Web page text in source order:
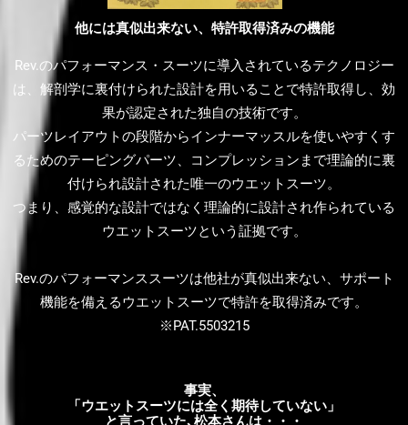
他には真似出来ない、特許取得済みの機能
Rev.のパフォーマンス・スーツに導入されているテクノロジー
は、解剖学に裏付けられた設計を用いることで特許取得し、効
果が認定された独自の技術です。
パーツレイアウトの段階からインナーマッスルを使いやすくす
るためのテーピングパーツ、コンプレッションまで理論的に裏
付けられ設計された唯一のウエットスーツ。
つまり、感覚的な設計ではなく理論的に設計され作られている
ウエットスーツという証拠です。
Rev.のパフォーマンススーツは他社が真似出来ない、サポート
機能を備えるウエットスーツで特許を取得済みです。
※PAT.5503215
事実、
「ウエットスーツには全く期待していない」
と言っていた､松本さんは・・・